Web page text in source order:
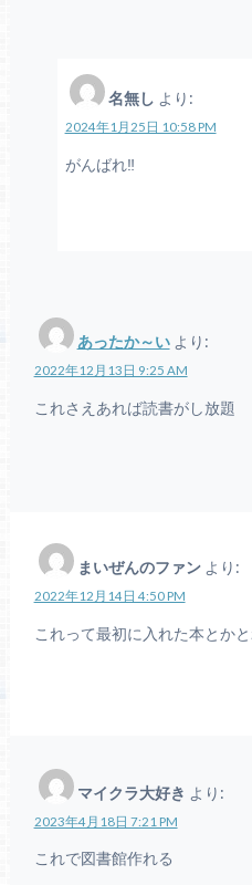
名無し より:
2024年1月25日 10:58 PM
がんばれ‼
あったか～い より:
2022年12月13日 9:25 AM
これさえあれば読書がし放題
まいぜんのファン より:
2022年12月14日 4:50 PM
これって最初に入れた本とか
マイクラ大好き より:
2023年4月18日 7:21 PM
これで図書館作れる